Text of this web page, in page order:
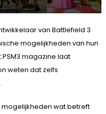
van Battlefield 3
mogelijkheden van hun
magazine laat
weten dat zelfs
wat betreft